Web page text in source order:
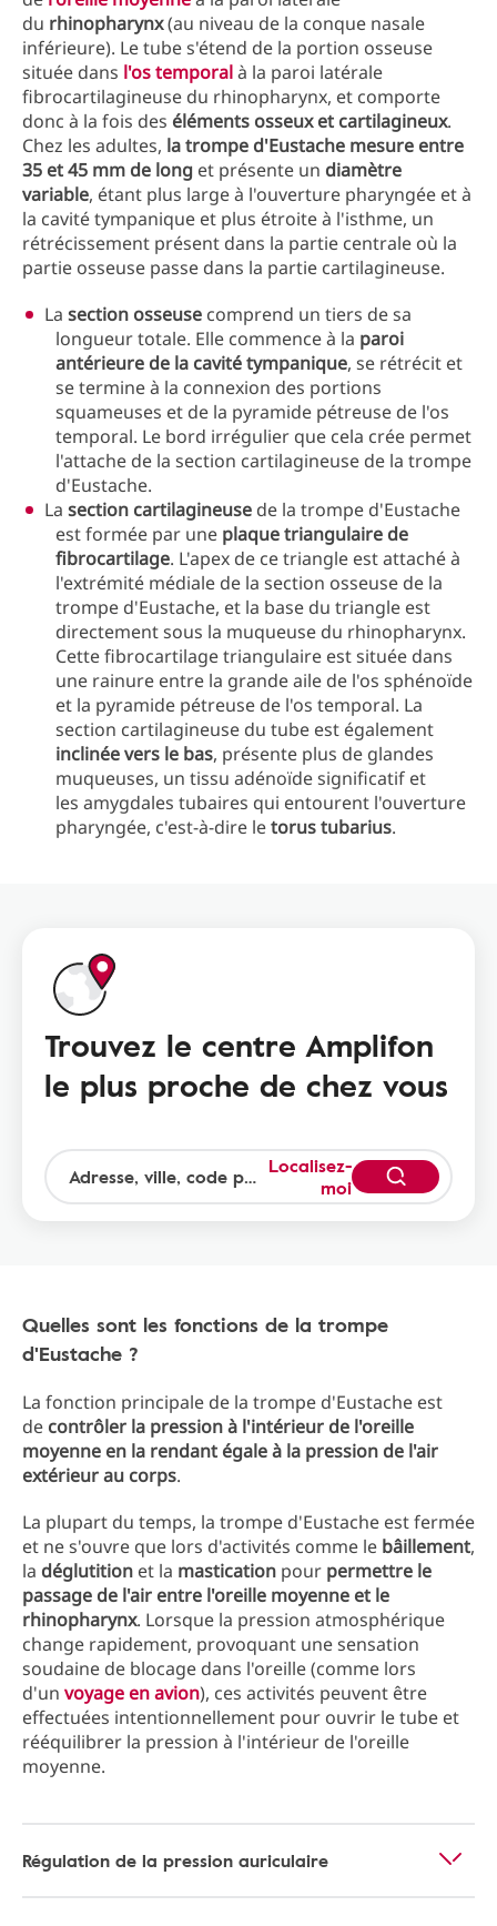
du rhinopharynx(au niveau de la conque nasale
inférieure). Le tube s'étend de la portion osseuse
située dans l'os temporalà la paroi latérale
fibrocartilagineuse du rhinopharynx, et comporte
donc à la fois des éléments osseux et cartilagineux.
Chez les adultes, la trompe d'Eustache mesure entre
35 et 45 mm de long et présente un diamètre
variable, étant plus large à l'ouverture pharyngée et à
la cavité tympanique et plus étroite à l'isthme, un
rétrécissement présent dans la partie centrale où la
partie osseuse passe dans la partie cartilagineuse.
La section osseuse comprend un tiers de sa
longueur totale. Elle commence à la paroi
antérieure de la cavité tympanique, se rétrécit et
se termine à la connexion des portions
squameuses et de la pyramide pétreuse de l'os
temporal. Le bord irrégulier que cela crée permet
l'attache de la section cartilagineuse de la trompe
d'Eustache.
La section cartilagineuse de la trompe d'Eustache
est formée par une plaque triangulaire de
fibrocartilage. L'apex de ce triangle est attaché à
l'extrémité médiale de la section osseuse de la
trompe d'Eustache, et la base du triangle est
directement sous la muqueuse du rhinopharynx.
Cette fibrocartilage triangulaire est située dans
une rainure entre la grande aile de l'os sphénoïde
et la pyramide pétreuse de l'os temporal. La
section cartilagineuse du tube est également
inclinée vers le bas, présente plus de glandes
muqueuses, un tissu adénoïde significatif et
les amygdales tubaires qui entourent l'ouverture
pharyngée, c'est-à-dire letorus tubarius.
Trouvez le centre Amplifon
le plus proche de chez vous
Localisez-
moi
Quelles sont les fonctions de la trompe
d'Eustache ?
La fonction principale de la trompe d'Eustache est
de contrôler la pression à l'intérieur de l'oreille
moyenne en la rendant égale à la pression de l'air
extérieur au corps.
La plupart du temps, la trompe d'Eustache est fermée
et ne s'ouvre que lors d'activités comme le bâillement,
la déglutition et la mastication pour permettre le
passage de l'air entre l'oreille moyenne et le
rhinopharynx. Lorsque la pression atmosphérique
change rapidement, provoquant une sensation
soudaine de blocage dans l'oreille (comme lors
d'un voyage en avion), ces activités peuvent être
effectuées intentionnellement pour ouvrir le tube et
rééquilibrer la pression à l'intérieur de l'oreille
moyenne.
Régulation de la pression auriculaire